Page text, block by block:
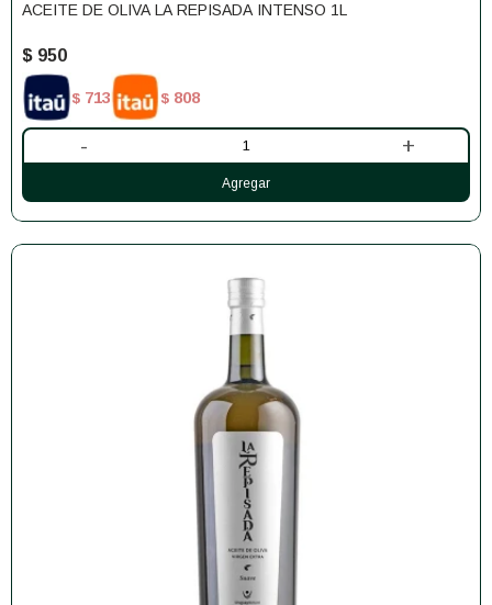
ACEITE DE OLIVA LA REPISADA INTENSO 1L
$ 950
$ 713 $ 808
- +